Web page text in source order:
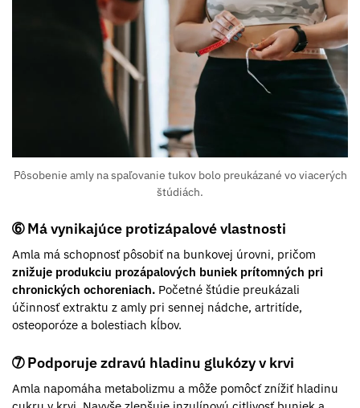
Pôsobenie amly na spaľovanie tukov bolo preukázané vo viacerých
štúdiách.
➅ Má vynikajúce protizápalové vlastnosti
Amla má schopnosť pôsobiť na bunkovej úrovni, pričom
znižuje produkciu prozápalových buniek prítomných pri
chronických ochoreniach. Početné štúdie preukázali
účinnosť extraktu z amly pri sennej nádche, artritíde,
osteoporóze a bolestiach kĺbov.
➆ Podporuje zdravú hladinu glukózy v krvi
Amla napomáha metabolizmu a môže pomôcť znížiť hladinu